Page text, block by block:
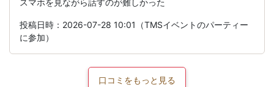
スマホを見ながら話すのが難しかった
投稿日時：2026-07-28 10:01（TMSイベントのパーティー
に参加）
口コミをもっと見る